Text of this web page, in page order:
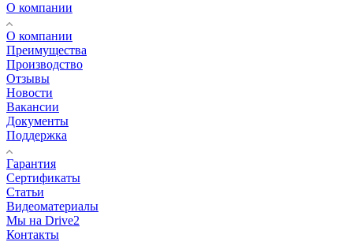
О компании
О компании
Преимущества
Производство
Отзывы
Новости
Вакансии
Документы
Поддержка
Гарантия
Сертификаты
Статьи
Видеоматериалы
Мы на Drive2
Контакты